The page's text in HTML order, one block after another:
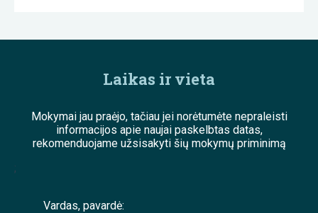
Laikas ir vieta
Mokymai jau praėjo, tačiau jei norėtumėte nepraleisti
informacijos apie naujai paskelbtas datas,
rekomenduojame užsisakyti šių mokymų priminimą
;
Vardas, pavardė: